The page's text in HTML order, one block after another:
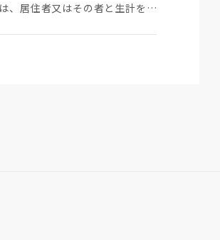
１ はじめに 所得税法72条は雑損控除を定めた規定であり、同条1項は、居住者又はその者と生計を一にす…